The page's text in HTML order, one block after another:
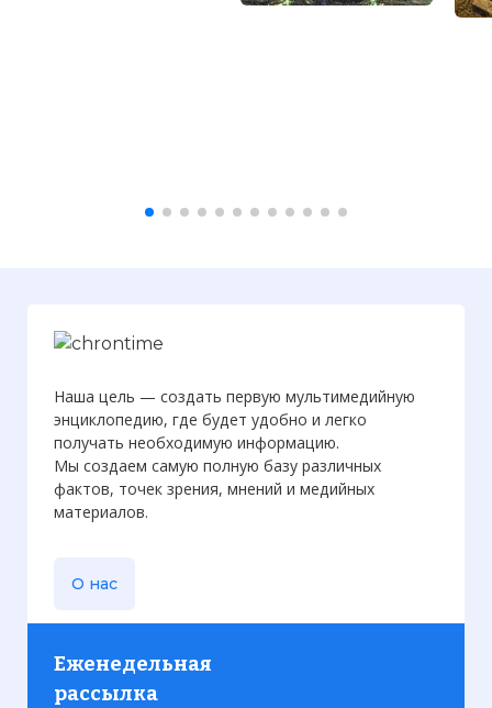
Наша цель — создать первую мультимедийную
энциклопедию, где будет удобно и легко
получать необходимую информацию.
Мы создаем самую полную базу различных
фактов, точек зрения, мнений и медийных
материалов.
О нас
Еженедельная
рассылка